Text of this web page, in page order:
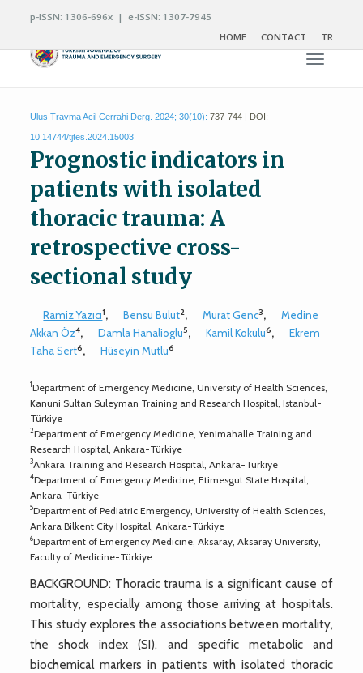
p-ISSN: 1306-696x | e-ISSN: 1307-7945
HOME
CONTACT TR
Toggle
Ulus Travma Acil Cerrahi Derg. 2024; 30(10): 737-744 | DOI:
10.14744/tjtes.2024.15003
Prognostic indicators in
patients with isolated
thoracic trauma: A
retrospective cross-
sectional study
Ramiz Yazıcı1, Bensu Bulut2, Murat Genc3,
Medine
Akkan Öz4, Damla Hanalioglu5, Kamil Kokulu6,
Ekrem
Taha Sert6, Hüseyin Mutlu6
1Department of Emergency Medicine, University of Health Sciences,
Kanuni Sultan Suleyman Training and Research Hospital, Istanbul-
Türkiye
2Department of Emergency Medicine, Yenimahalle Training and
Research Hospital, Ankara-Türkiye
3Ankara Training and Research Hospital, Ankara-Türkiye
4Department of Emergency Medicine, Etimesgut State Hospital,
Ankara-Türkiye
5Department of Pediatric Emergency, University of Health Sciences,
Ankara Bilkent City Hospital, Ankara-Türkiye
6Department of Emergency Medicine, Aksaray, Aksaray University,
Faculty of Medicine-Türkiye
BACKGROUND: Thoracic trauma is a significant cause of
mortality, especially among those arriving at hospitals.
This study explores the associations between mortality,
the shock index (SI), and specific metabolic and
biochemical markers in patients with isolated thoracic